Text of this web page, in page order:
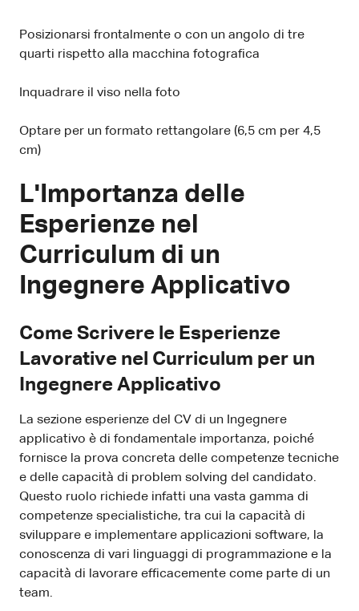
Posizionarsi frontalmente o con un angolo di tre
quarti rispetto alla macchina fotografica
Inquadrare il viso nella foto
Optare per un formato rettangolare (6,5 cm per 4,5
cm)
L'Importanza delle
Esperienze nel
Curriculum di un
Ingegnere Applicativo
Come Scrivere le Esperienze
Lavorative nel Curriculum per un
Ingegnere Applicativo
La sezione esperienze del CV di un Ingegnere
applicativo è di fondamentale importanza, poiché
fornisce la prova concreta delle competenze tecniche
e delle capacità di problem solving del candidato.
Questo ruolo richiede infatti una vasta gamma di
competenze specialistiche, tra cui la capacità di
sviluppare e implementare applicazioni software, la
conoscenza di vari linguaggi di programmazione e la
capacità di lavorare efficacemente come parte di un
team.